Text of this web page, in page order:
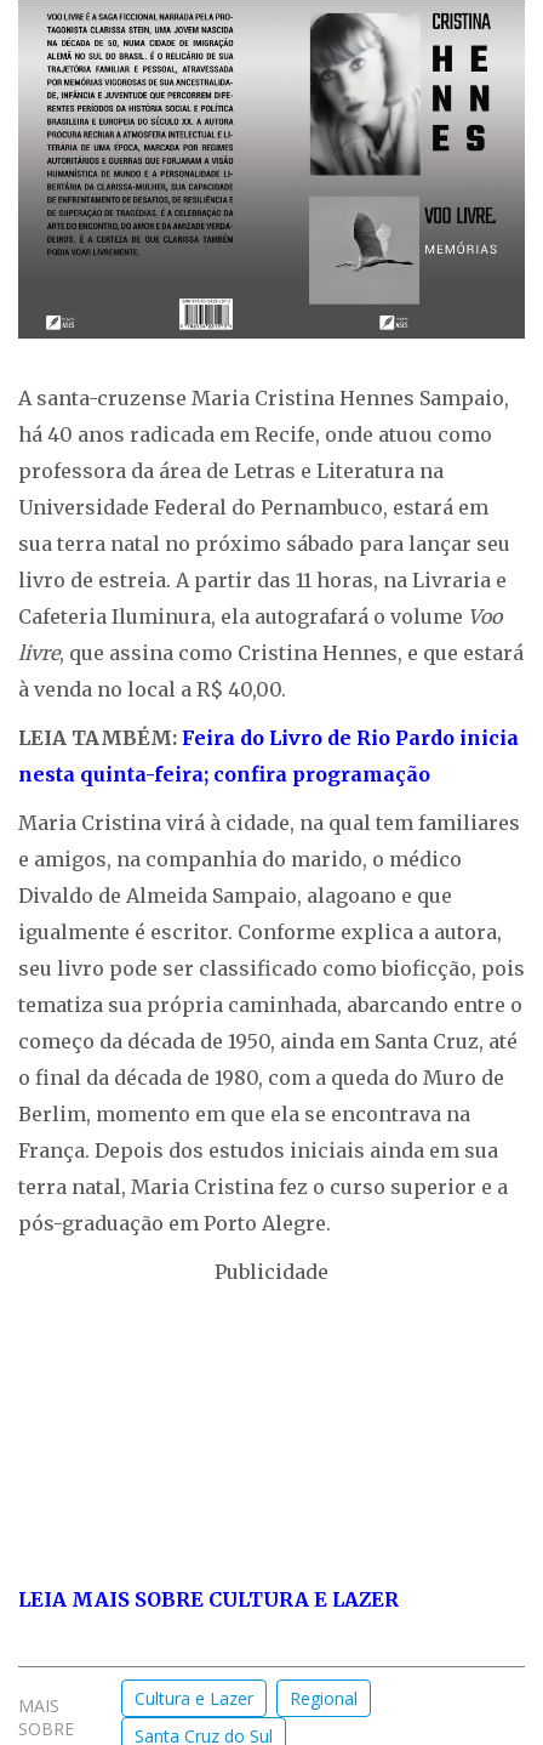
A santa-cruzense Maria Cristina Hennes Sampaio,
há 40 anos radicada em Recife, onde atuou como
professora da área de Letras e Literatura na
Universidade Federal do Pernambuco, estará em
sua terra natal no próximo sábado para lançar seu
livro de estreia. A partir das 11 horas, na Livraria e
Cafeteria Iluminura, ela autografará o volume Voo
livre, que assina como Cristina Hennes, e que estará
à venda no local a R$ 40,00.
LEIA TAMBÉM: Feira do Livro de Rio Pardo inicia
nesta quinta-feira; confira programação
Maria Cristina virá à cidade, na qual tem familiares
e amigos, na companhia do marido, o médico
Divaldo de Almeida Sampaio, alagoano e que
igualmente é escritor. Conforme explica a autora,
seu livro pode ser classificado como bioficção, pois
tematiza sua própria caminhada, abarcando entre o
começo da década de 1950, ainda em Santa Cruz, até
o final da década de 1980, com a queda do Muro de
Berlim, momento em que ela se encontrava na
França. Depois dos estudos iniciais ainda em sua
terra natal, Maria Cristina fez o curso superior e a
pós-graduação em Porto Alegre.
Publicidade
LEIA MAIS SOBRE CULTURA E LAZER
MAIS
SOBRE
Cultura e Lazer
Regional
Santa Cruz do Sul